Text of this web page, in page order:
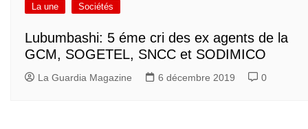
La une Sociétés
Lubumbashi: 5 éme cri des ex agents de la
GCM, SOGETEL, SNCC et SODIMICO
La Guardia Magazine 6 décembre 2019 0